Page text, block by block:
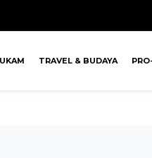
TRAVEL & BUDAYA